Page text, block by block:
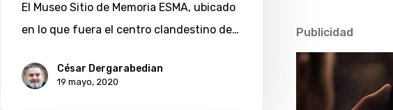
2015
El Museo Sitio de Memoria ESMA, ubicado
en lo que fuera el centro clandestino de…
César Dergarabedian
19 mayo, 2020
Publicidad